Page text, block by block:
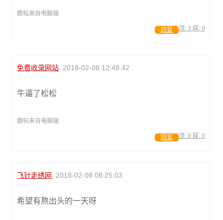
跟帖来自电脑端
顶: 3 踩: 0
回复
免费收录网站 2018-02-08 12:48:42
牛逼了松松
跟帖来自电脑端
顶: 0 踩: 0
回复
飞针走绣网 2018-02-08 08:25:03
希望有熬出头的一天呀